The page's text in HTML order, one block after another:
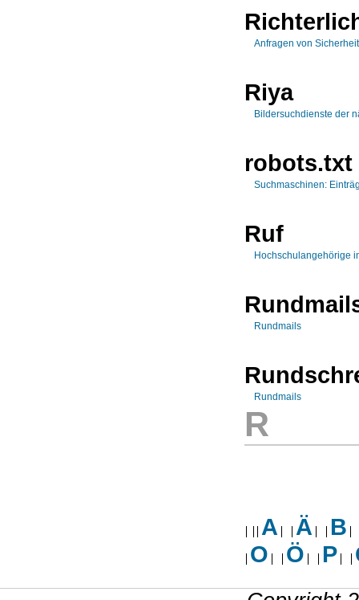
Anfragen von
Riya
Bildersuchdienste der
robots.txt
Suchmaschinen:
Ruf
Hochschulangehörige
Rundmails
Rundmails
R
A Ä
B
O
Ö P